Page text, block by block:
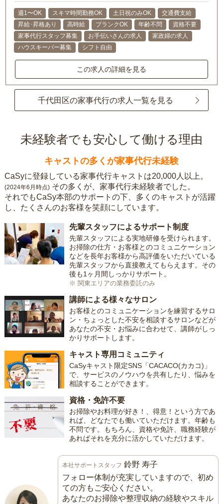
週1〜OK スキマ時間勤務OK 土日祝のみOK
交通費支給
昇給･昇格あり
高時給 ブランクOK 年齢不問
資格不要
家事代行スタッフ募集
お手伝いさんの求人
家政婦の求人
ハウスキーパー募集
シフト自由
この求人の詳細を見る
千代田区の家事代行の求人一覧を見る
未経験者でも安心して働ける理由
キャストの多くが家事代行未経験
CaSyに登録している家事代行キャストは20,000人以上。
(2024年6月時点) その多くが、家事代行未経験者でした。
それでもCaSy本部のサポートの下、多くのキャストが活躍
し、たくさんのお客様を笑顔にしています。
先輩スタッフによるサポート制度
先輩スタッフによる実地研修を受けられます。
お掃除の仕方・お客様とのコミュニケーション
などを長年お客様から高評価をいただいている
先輩スタッフから直接教えてもらえます。その
後も1ヶ月間しっかりサポート。
※ 関東エリアの業務委託のみ
講師による様々なサロン
お客様とのコミュニケーションを練習するサロ
ン・ちょっとした不安を相談するサロンなどが
あなたの不安・お悩みに合わせて、講師がしっ
かりサポートします。
キャスト専用コミュニティ
CaSyキャスト限定SNS「CACACO(カカコ)」
で、サービスのノウハウを共有したり、悩みを
相談することができます。
資格・免許不要
お掃除やお料理が好き！、得意！という方であ
れば、どなたでも働いていただけます。年齢も
不問です。もちろん、資格や免許、職務経験が
あればそれを充分に活かしていただけます。
本社サポートスタッフ 鈴野 寿子
フォロー体制が充実していますので、初め
ての方もご安心ください。
あなたのお掃除や整理収納の経験やスキル